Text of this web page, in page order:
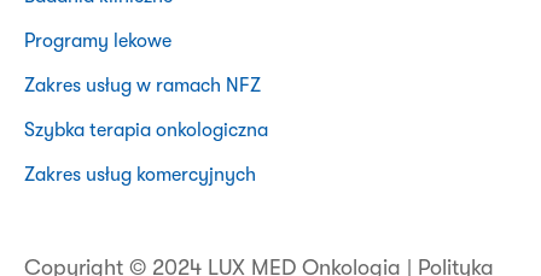
Programy lekowe
Zakres usług w ramach NFZ
Szybka terapia onkologiczna
Zakres usług komercyjnych
Copyright © 2024 LUX MED Onkologia | Polityka